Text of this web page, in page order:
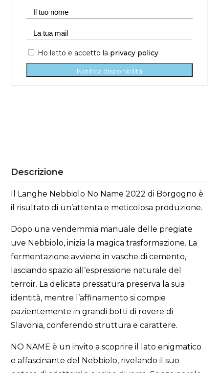
Ho letto e accetto la privacy policy
Notifica disponibilità
Descrizione
Il Langhe Nebbiolo No Name 2022 di Borgogno è
il risultato di un’attenta e meticolosa produzione.
Dopo una vendemmia manuale delle pregiate
uve Nebbiolo, inizia la magica trasformazione. La
fermentazione avviene in vasche di cemento,
lasciando spazio all’espressione naturale del
terroir. La delicata pressatura preserva la sua
identità, mentre l’affinamento si compie
pazientemente in grandi botti di rovere di
Slavonia, conferendo struttura e carattere.
NO NAME è un invito a scoprire il lato enigmatico
e affascinante del Nebbiolo, rivelando il suo